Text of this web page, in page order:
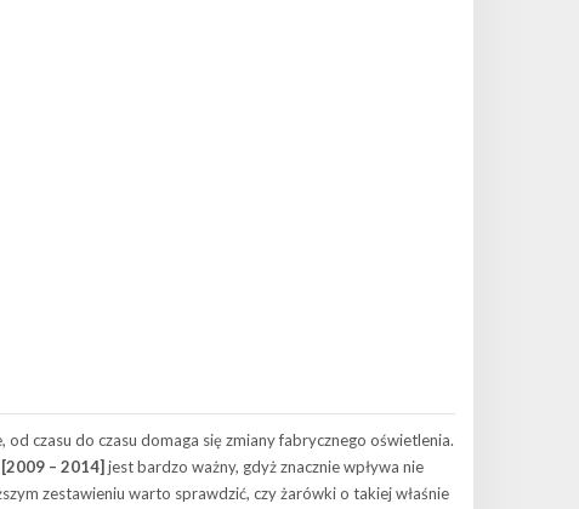
czasu do czasu domaga się zmiany fabrycznego oświetlenia.
– 2014] jest bardzo ważny, gdyż znacznie wpływa nie
zestawieniu warto sprawdzić, czy żarówki o takiej właśnie